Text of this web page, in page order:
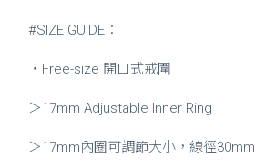
#SIZE GUIDE：
・Free-size 開口式戒圍
＞17mm Adjustable Inner Ring
＞17mm內圈可調節大小，線徑30mm